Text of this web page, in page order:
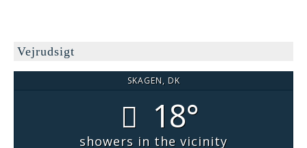
Vejrudsigt
SKAGEN, DK
18°
showers in the vicinity